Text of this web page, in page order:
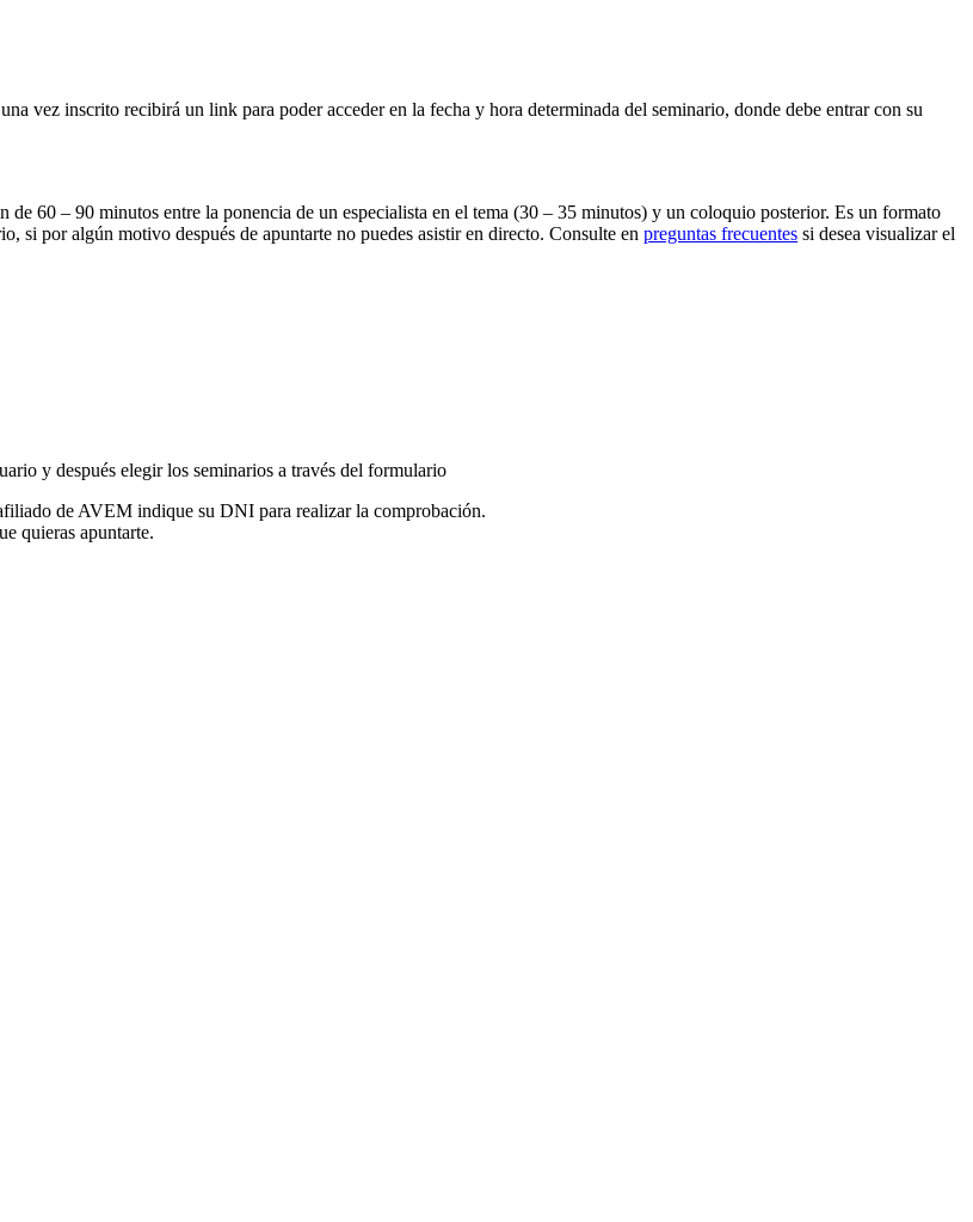
vez inscrito recibirá un link para poder acceder en la fecha y hora determinada del seminario, donde debe entrar con su
de 60 – 90 minutos entre la ponencia de un especialista en el tema (30 – 35 minutos) y un coloquio posterior. Es un formato
por algún motivo después de apuntarte no puedes asistir en directo. Consulte en preguntas frecuentes si desea visualizar el
y después elegir los seminarios a través del formulario
de AVEM indique su DNI para realizar la comprobación.
quieras apuntarte.